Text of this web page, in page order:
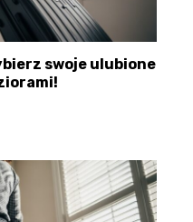
swoje ulubione